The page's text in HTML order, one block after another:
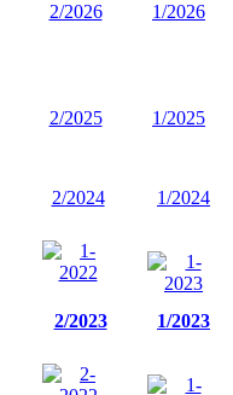
2/2026 1/2026
2/2025
1/2025
2/2024
1/2024
2/2023
1/2023